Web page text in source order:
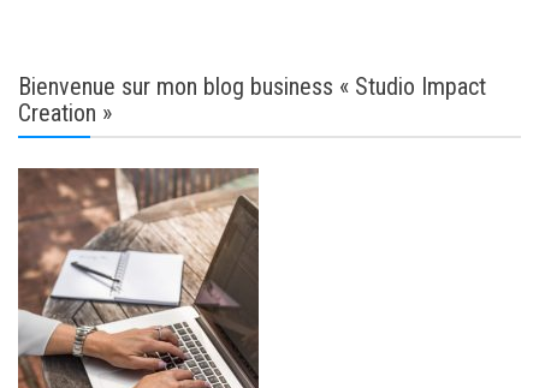
Bienvenue sur mon blog business « Studio Impact
Creation »